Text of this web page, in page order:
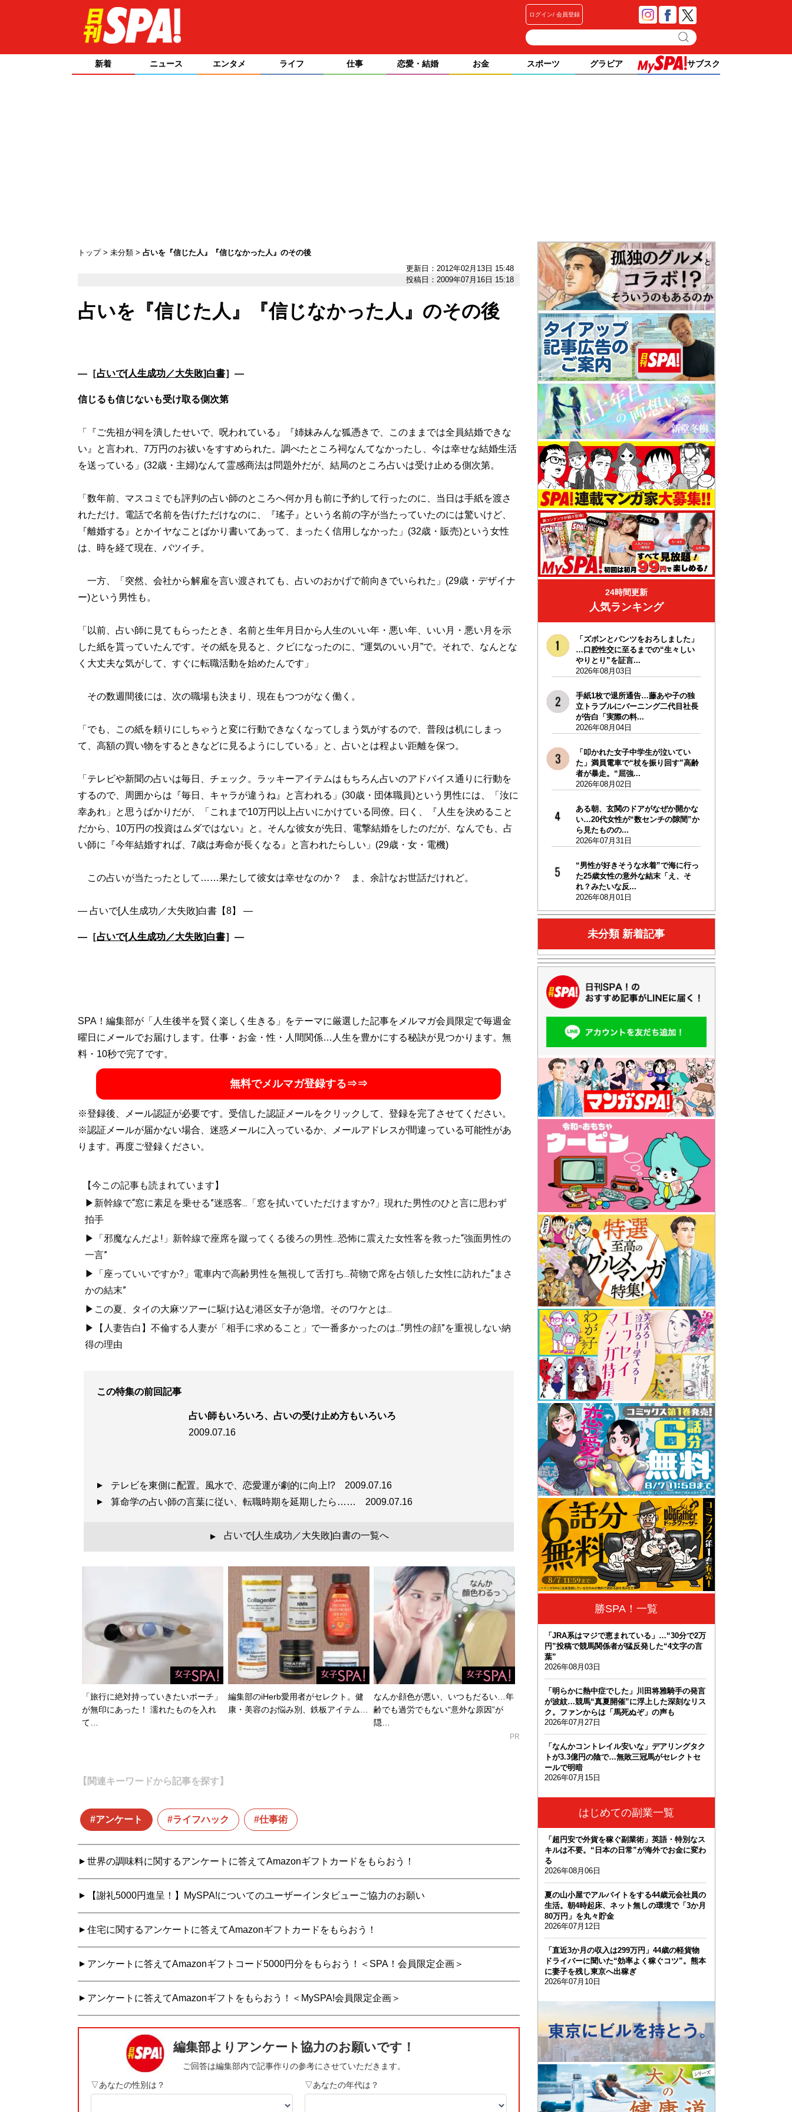
ログイン 会員登録
新着 ニュース エンタメ ライフ 仕事 恋愛・結婚 お金 スポーツ グラビア サブスク
トップ 未分類
占いを『信じた人』『信じなかった人』のその後
更新日：2012年02月13日 15:48
投稿日：2009年07月16日 15:18
占いを『信じた人』『信じなかった人』のその後
―［占いで[人生成功／大失敗]白書］―
信じるも信じないも受け取る側次第
「『ご先祖が祠を潰したせいで、呪われている』『姉妹みんな狐憑きで、このままでは全員結婚できな
い』と言われ、7万円のお祓いをすすめられた。調べたところ祠なんてなかったし、今は幸せな結婚生活
を送っている」(32歳・主婦)なんて霊感商法は問題外だが、結局のところ占いは受け止める側次第。
「数年前、マスコミでも評判の占い師のところへ何か月も前に予約して行ったのに、当日は手紙を渡さ
れただけ。電話で名前を告げただけなのに、『瑤子』という名前の字が当たっていたのには驚いけど、
『離婚する』とかイヤなことばかり書いてあって、まったく信用しなかった」(32歳・販売)という女性
は、時を経て現在、バツイチ。
一方、「突然、会社から解雇を言い渡されても、占いのおかげで前向きでいられた」(29歳・デザイナ
ー)という男性も。
「以前、占い師に見てもらったとき、名前と生年月日から人生のいい年・悪い年、いい月・悪い月を示
した紙を貰っていたんです。その紙を見ると、クビになったのに、“運気のいい月”で。それで、なんとな
く大丈夫な気がして、すぐに転職活動を始めたんです」
その数週間後には、次の職場も決まり、現在もつつがなく働く。
「でも、この紙を頼りにしちゃうと変に行動できなくなってしまう気がするので、普段は机にしまっ
て、高額の買い物をするときなどに見るようにしている」と、占いとは程よい距離を保つ。
「テレビや新聞の占いは毎日、チェック。ラッキーアイテムはもちろん占いのアドバイス通りに行動を
するので、周囲からは『毎日、キャラが違うね』と言われる」(30歳・団体職員)という男性には、「汝に
幸あれ」と思うばかりだが、「これまで10万円以上占いにかけている同僚。曰く、『人生を決めること
だから、10万円の投資はムダではない』と。そんな彼女が先日、電撃結婚をしたのだが、なんでも、占
い師に『今年結婚すれば、7歳は寿命が長くなる』と言われたらしい」(29歳・女・電機)
この占いが当たったとして……果たして彼女は幸せなのか？ ま、余計なお世話だけれど。
― 占いで[人生成功／大失敗]白書【8】 ―
―［占いで[人生成功／大失敗]白書］―
SPA！編集部が「人生後半を賢く楽しく生きる」をテーマに厳選した記事をメルマガ会員限定で毎週金
曜日にメールでお届けします。仕事・お金・性・人間関係…人生を豊かにする秘訣が見つかります。無
料・10秒で完了です。
無料でメルマガ登録する⇒⇒
※登録後、メール認証が必要です。受信した認証メールをクリックして、登録を完了させてください。
※認証メールが届かない場合、迷惑メールに入っているか、メールアドレスが間違っている可能性があ
ります。再度ご登録ください。
【今この記事も読まれています】
▶新幹線で“窓に素足を乗せる”迷惑客...「窓を拭いていただけますか?」現れた男性のひと言に思わず
拍手
▶「邪魔なんだよ!」新幹線で座席を蹴ってくる後ろの男性...恐怖に震えた女性客を救った“強面男性の
一言”
▶「座っていいですか?」電車内で高齢男性を無視して舌打ち...荷物で席を占領した女性に訪れた“まさ
かの結末”
▶この夏、タイの大麻ツアーに駆け込む港区女子が急増。そのワケとは...
▶【人妻告白】不倫する人妻が「相手に求めること」で一番多かったのは...“男性の顔”を重視しない納
得の理由
この特集の前回記事
占い師もいろいろ、占いの受け止め方もいろいろ
2009.07.16
テレビを東側に配置。風水で、恋愛運が劇的に向上!? 2009.07.16
算命学の占い師の言葉に従い、転職時期を延期したら…… 2009.07.16
▲ 占いで[人生成功／大失敗]白書の一覧へ
「旅行に絶対持っていきたいポーチ」
が無印にあった！ 濡れたものを入れ
て…
編集部のiHerb愛用者がセレクト。健
康・美容のお悩み別、鉄板アイテム…
なんか顔色が悪い、いつもだるい…年
齢でも過労でもない“意外な原因”が
隠…
PR
【関連キーワードから記事を探す】
アンケート ライフハック 仕事術
世界の調味料に関するアンケートに答えてAmazonギフトカードをもらおう！
【謝礼5000円進呈！】MySPA!についてのユーザーインタビューご協力のお願い
住宅に関するアンケートに答えてAmazonギフトカードをもらおう！
アンケートに答えてAmazonギフトコード5000円分をもらおう！＜SPA！会員限定企画＞
アンケートに答えてAmazonギフトをもらおう！＜MySPA!会員限定企画＞
24時間更新
人気ランキング
「ズボンとパンツをおろしました」
…口腔性交に至るまでの“生々しい
やりとり”を証言...
2026年08月03日
手紙1枚で退所通告…藤あや子の独
立トラブルにバーニング二代目社長
が告白「実際の料...
2026年08月04日
「叩かれた女子中学生が泣いてい
た」満員電車で“杖を振り回す”高齢
者が暴走。“屈強...
2026年08月02日
ある朝、玄関のドアがなぜか開かな
い…20代女性が“数センチの隙間”か
ら見たものの...
2026年07月31日
“男性が好きそうな水着”で海に行っ
た25歳女性の意外な結末「え、そ
れ？みたいな反...
2026年08月01日
未分類 新着記事
勝SPA！一覧
「JRA系はマジで恵まれている」…“30分で2万
円”投稿で競馬関係者が猛反発した“4文字の言
葉”
2026年08月03日
「明らかに熱中症でした」川田将雅騎手の発言
が波紋…競馬“真夏開催”に浮上した深刻なリス
ク。ファンからは「馬死ぬぞ」の声も
2026年07月27日
「なんかコントレイル安いな」デアリングタク
トが3.3億円の陰で…無敗三冠馬がセレクトセ
ールで明暗
2026年07月15日
はじめての副業一覧
「超円安で外貨を稼ぐ副業術」英語・特別なス
キルは不要。“日本の日常”が海外でお金に変わ
る
2026年08月06日
夏の山小屋でアルバイトをする44歳元会社員の
生活。朝4時起床、ネット無しの環境で「3か月
80万円」を丸々貯金
2026年07月12日
「直近3か月の収入は299万円」44歳の軽貨物
ドライバーに聞いた“効率よく稼ぐコツ”。熊本
に妻子を残し東京へ出稼ぎ
2026年07月10日